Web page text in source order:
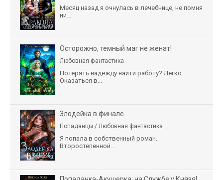
Месяц назад я очнулась в лечебнице, не помня
ни...
Осторожно, темный маг не женат!
Любовная фантастика
Потерять надежду найти работу? Легко.
Оказаться в...
Злодейка в финале
Попаданцы / Любовная фантастика
Я попала в собственный роман.
Второстепенной...